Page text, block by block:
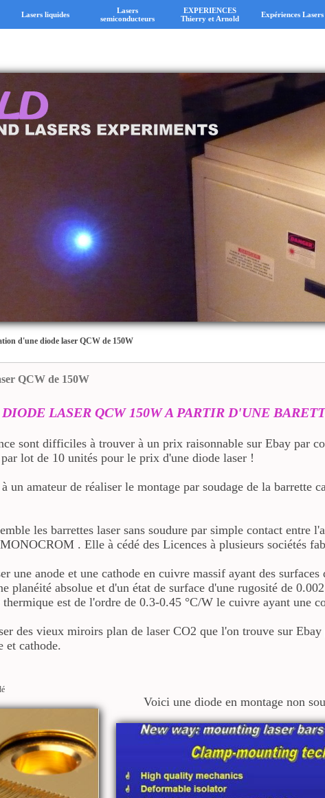
Lasers liquides
Lasers
semiconducteurs
EXPERIENCES
Thierry et Arnold
Expériences Lasers
d'une diode laser QCW de 150W
QCW de 150W
LASER QCW 150W A PARTIR D'UNE
sont difficiles à trouver à un prix raisonnable sur Ebay par
lot de 10 unités pour le prix d'une diode laser !
un amateur de réaliser le montage par soudage de la barrette
les barrettes laser sans soudure par simple contact entre
. Elle à cédé des Licences à plusieurs sociétés
une anode et une cathode en cuivre massif ayant des surfaces
planéité absolue et d'un état de surface d'une rugosité de
thermique est de l'ordre de 0.3-0.45 °C/W le cuivre ayant une
des vieux miroirs plan de laser CO2 que l'on trouve sur
et cathode.
Voici une diode en montage non